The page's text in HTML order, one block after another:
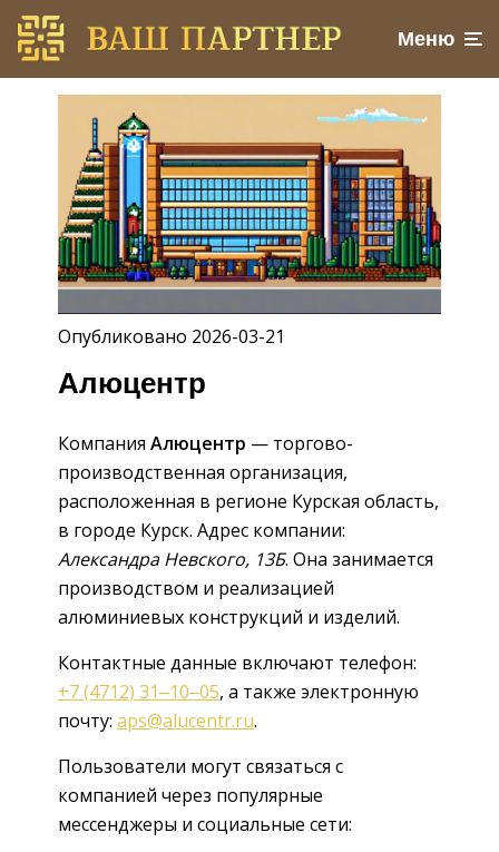
Меню
Опубликовано 2026-03-21
Алюцентр
Компания Алюцентр — торгово-
производственная организация,
расположенная в регионе Курская область,
в городе Курск. Адрес компании:
Александра Невского, 13Б. Она занимается
производством и реализацией
алюминиевых конструкций и изделий.
Контактные данные включают телефон:
+7 (4712) 31‒10‒05, а также электронную
почту: aps@alucentr.ru.
Пользователи могут связаться с
компанией через популярные
мессенджеры и социальные сети: